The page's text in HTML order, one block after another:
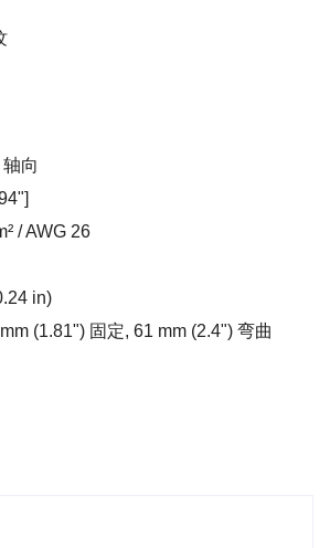
向
/ AWG 26
in)
(1.81") 固定, 61 mm (2.4") 弯曲